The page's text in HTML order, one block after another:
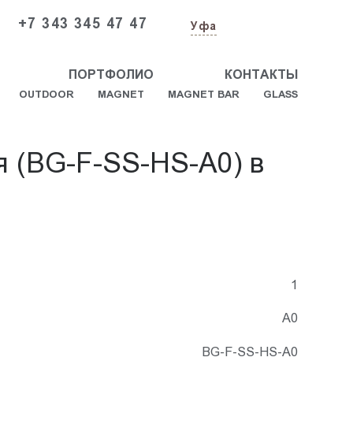
+7 343 345 47 47 Уфа
ПОРТФОЛИО КОНТАКТЫ
OUTDOOR MAGNET MAGNET BAR GLASS
(BG-F-SS-HS-A0) в
1
А0
BG-F-SS-HS-A0